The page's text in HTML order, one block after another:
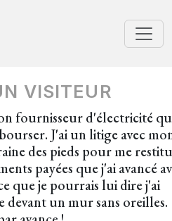
VISITEUR
fournisseur d'électricité
J'ai un litige avec
des pieds pour me
payées que j'ai avancé
que je pourrais lui dire j'ai
devant un mur sans oreilles.